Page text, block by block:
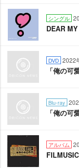
シングル
DEAR
DVD 2022
「俺の
Blu-ray
「俺の
アルバム